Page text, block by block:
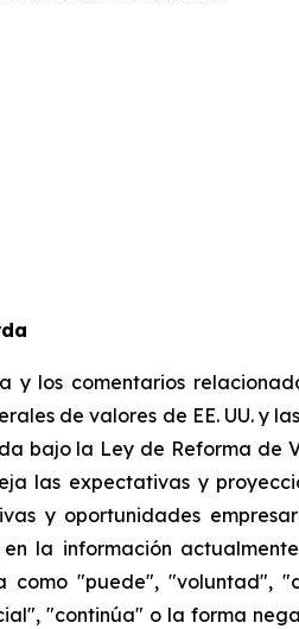
y los comentarios
de valores de EE. UU. y
bajo la Ley de Reforma de
las expectativas y
y oportunidades
la información
como "puede", "voluntad",
"continúa" o la forma